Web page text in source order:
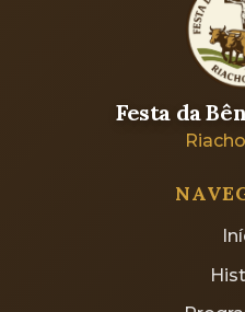
Festa da